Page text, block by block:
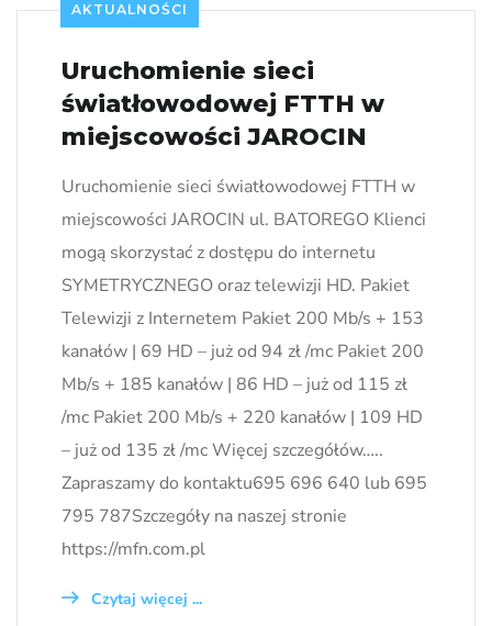
AKTUALNOŚCI
Uruchomienie sieci
światłowodowej FTTH w
miejscowości JAROCIN
Uruchomienie sieci światłowodowej FTTH w
miejscowości JAROCIN ul. BATOREGO Klienci
mogą skorzystać z dostępu do internetu
SYMETRYCZNEGO oraz telewizji HD. Pakiet
Telewizji z Internetem Pakiet 200 Mb/s + 153
kanałów | 69 HD – już od 94 zł /mc Pakiet 200
Mb/s + 185 kanałów | 86 HD – już od 115 zł
/mc Pakiet 200 Mb/s + 220 kanałów | 109 HD
– już od 135 zł /mc Więcej szczegółów…..
Zapraszamy do kontaktu695 696 640 lub 695
795 787Szczegóły na naszej stronie
https://mfn.com.pl
Czytaj więcej ...